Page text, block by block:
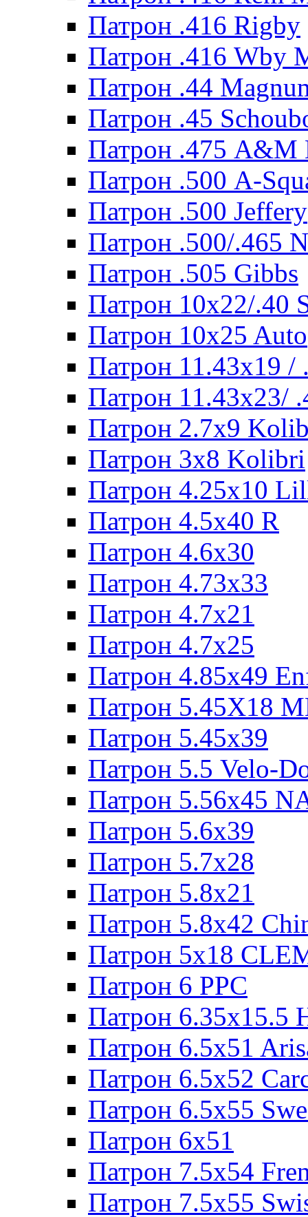
Патрон .416 Rigby
Патрон .416 Wby
Патрон .44
Патрон .45
Патрон .475 A&M
Патрон .500 A-
Патрон .500 Jeffery
Патрон .500/.465
Патрон .505 Gibbs
Патрон 10x22/.40
Патрон 10x25 Auto
Патрон 11.43x19 /
Патрон 11.43x23/
Патрон 2.7x9
Патрон 3x8 Kolibri
Патрон 4.25x10
Патрон 4.5x40 R
Патрон 4.6x30
Патрон 4.73x33
Патрон 4.7x21
Патрон 4.7x25
Патрон 4.85x49
Патрон 5.45X18
Патрон 5.45х39
Патрон 5.5 Velo-
Патрон 5.56х45
Патрон 5.6х39
Патрон 5.7x28
Патрон 5.8x21
Патрон 5.8x42
Патрон 5x18
Патрон 6 PPC
Патрон 6.35x15.5
Патрон 6.5x51
Патрон 6.5x52
Патрон 6.5x55
Патрон 6x51
Патрон 7.5x54
Патрон 7.5x55